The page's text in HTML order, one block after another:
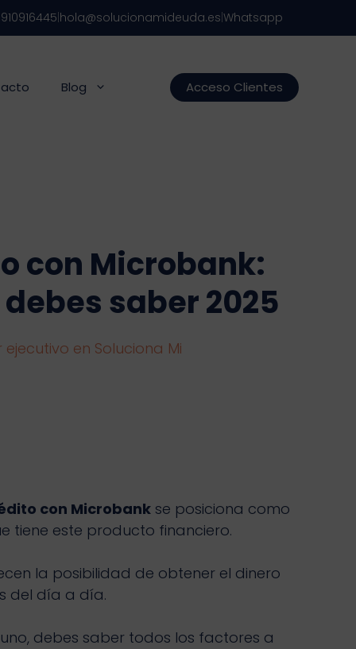
910916445 hola@solucionamideuda.es Whatsapp
Blog Acceso Clientes
con Microbank:
saber 2025
en Soluciona Mi
con Microbank se posiciona como
tiene este producto financiero.
la posibilidad de obtener el dinero
del día a día.
debes saber todos los factores a